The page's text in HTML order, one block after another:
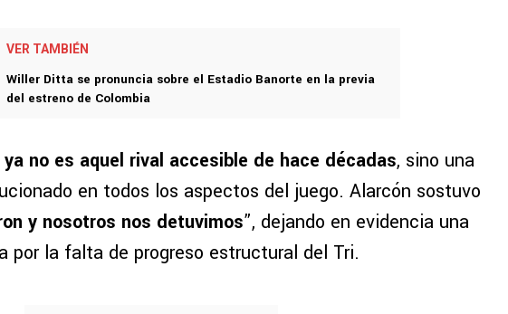
VER TAMBIÉN
Willer Ditta se pronuncia sobre el Estadio Banorte en la previa
del estreno de Colombia
no es aquel rival accesible de hace décadas, sino una
en todos los aspectos del juego. Alarcón sostuvo
y nosotros nos detuvimos”, dejando en evidencia una
por la falta de progreso estructural del Tri.